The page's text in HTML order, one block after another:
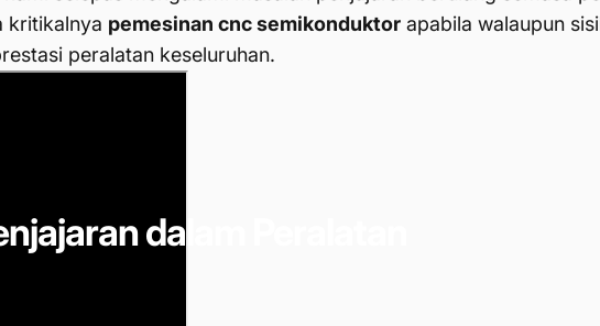
dalam
kritikalnya pemesinan cnc semikonduktor apabila walaupun
peralatan keseluruhan.